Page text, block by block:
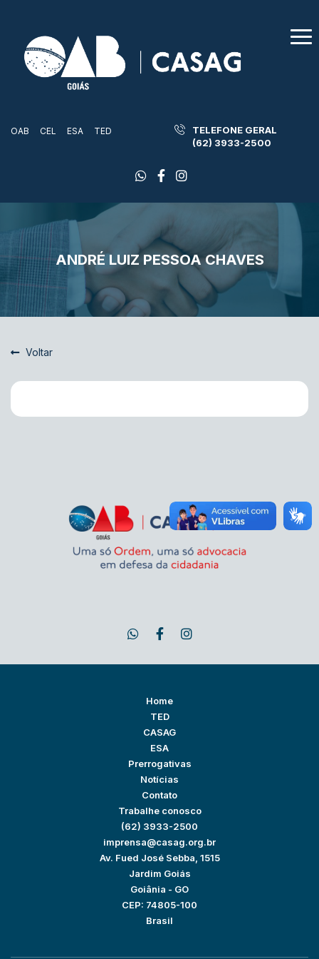
OAB CEL ESA TED
TELEFONE GERAL
(62) 3933-2500
ANDRÉ LUIZ PESSOA CHAVES
Voltar
Home
TED
CASAG
ESA
Prerrogativas
Notícias
Contato
Trabalhe conosco
(62) 3933-2500
imprensa@casag.org.br
Av. Fued José Sebba, 1515
Jardim Goiás
Goiânia - GO
CEP: 74805-100
Brasil